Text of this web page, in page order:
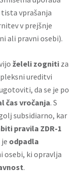
vprašanja
v prejšnje
ali pravni osebi).
želeli zogniti za
ureditvi
da se je po
čas vročanja. S
subsidiarno, kar
pravila ZDR-1
odpadla
osebi, ki opravlja
.